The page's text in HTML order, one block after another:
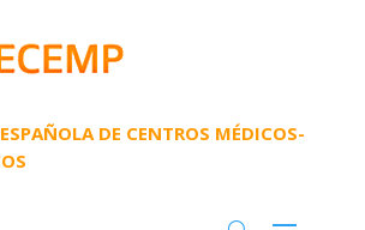
DE CENTROS MÉDICOS-